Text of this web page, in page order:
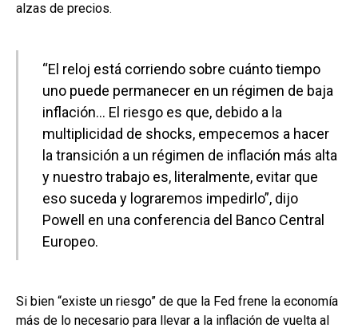
alzas de precios.
“El reloj está corriendo sobre cuánto tiempo
uno puede permanecer en un régimen de baja
inflación… El riesgo es que, debido a la
multiplicidad de shocks, empecemos a hacer
la transición a un régimen de inflación más alta
y nuestro trabajo es, literalmente, evitar que
eso suceda y lograremos impedirlo”, dijo
Powell en una conferencia del Banco Central
Europeo.
Si bien “existe un riesgo” de que la Fed frene la economía
más de lo necesario para llevar a la inflación de vuelta al